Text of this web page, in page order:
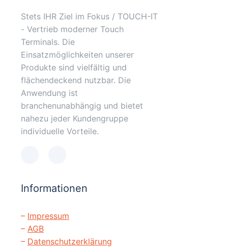
Stets IHR Ziel im Fokus / TOUCH-IT
- Vertrieb moderner Touch
Terminals. Die
Einsatzmöglichkeiten unserer
Produkte sind vielfältig und
flächendeckend nutzbar. Die
Anwendung ist
branchenunabhängig und bietet
nahezu jeder Kundengruppe
individuelle Vorteile.
Informationen
– Impressum
– AGB
– Datenschutzerklärung